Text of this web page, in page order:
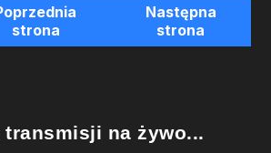
strona
Następna
strona
transmisji na żywo...